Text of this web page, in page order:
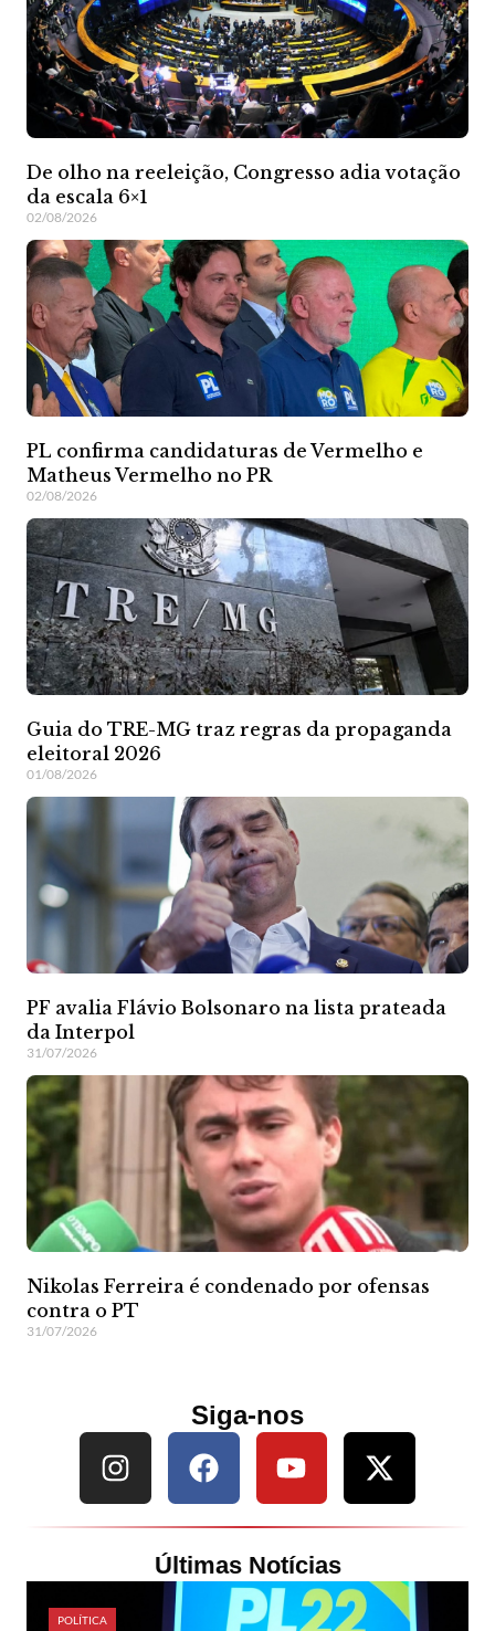
De olho na reeleição, Congresso adia votação
da escala 6×1
02/08/2026
PL confirma candidaturas de Vermelho e
Matheus Vermelho no PR
02/08/2026
Guia do TRE-MG traz regras da propaganda
eleitoral 2026
01/08/2026
PF avalia Flávio Bolsonaro na lista prateada
da Interpol
31/07/2026
Nikolas Ferreira é condenado por ofensas
contra o PT
31/07/2026
Siga-nos
Últimas Notícias
POLÍTICA